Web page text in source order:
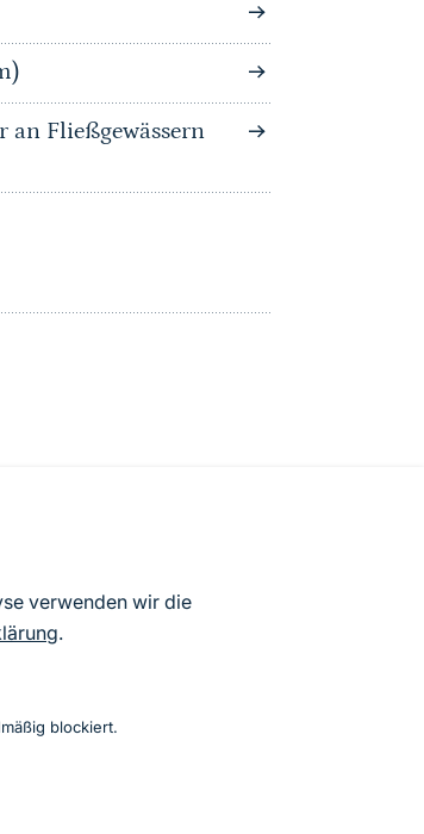
verwenden wir die
.
blockiert.
an Fließgewässern
(Stand:
freigegebenen